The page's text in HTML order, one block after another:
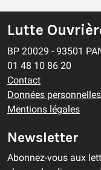
Lutte
BP 20029 - 93501
01 48 10 86 20
Contact
Données personnelles
Mentions légales
Newsletter
Abonnez-vous aux